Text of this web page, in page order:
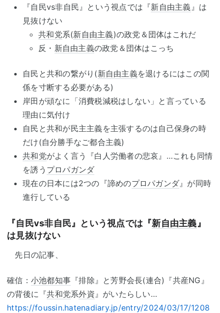
『自民vs非自民』という視点では『新自由主義 』は
見抜けない
共和党系(新自由主義)の政党＆団体はこれだ
反・ 新自由主義の政党＆団体はこっち
自民と共和の繋がり(新自由主義を退けるにはこの関
係を寸断する必要がある)
岸田が頑なに「消費税減税はしない」と言っている
理由に気付け
自民と共和が民主主義を主張するのは自己保身の時
だけ(自分勝手なご都合主義)
共和党がよく言う『白人労働者の悲哀』…これも同情
を誘う プロパガンダ
現在の日本には2つの『諦めのプロパガンダ 』が同時
進行している
『自民vs非自民』という視点では『新自由主義 』
は見抜けない
先日の記事、
確信： 小池都知事 『排除』と芳野会長(連合)『共産NG』
の背後に『共和党系外資』がいたらしい…
https://foussin.hatenadiary.jp/entry/2024/03/17/1208